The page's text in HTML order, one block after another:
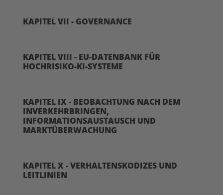
KAPITEL VII - GOVERNANCE
KAPITEL VIII - EU-DATENBANK FÜR
HOCHRISIKO-KI-SYSTEME
KAPITEL IX - BEOBACHTUNG NACH DEM
INVERKEHRBRINGEN,
INFORMATIONSAUSTAUSCH UND
MARKTÜBERWACHUNG
KAPITEL X - VERHALTENSKODIZES UND
LEITLINIEN